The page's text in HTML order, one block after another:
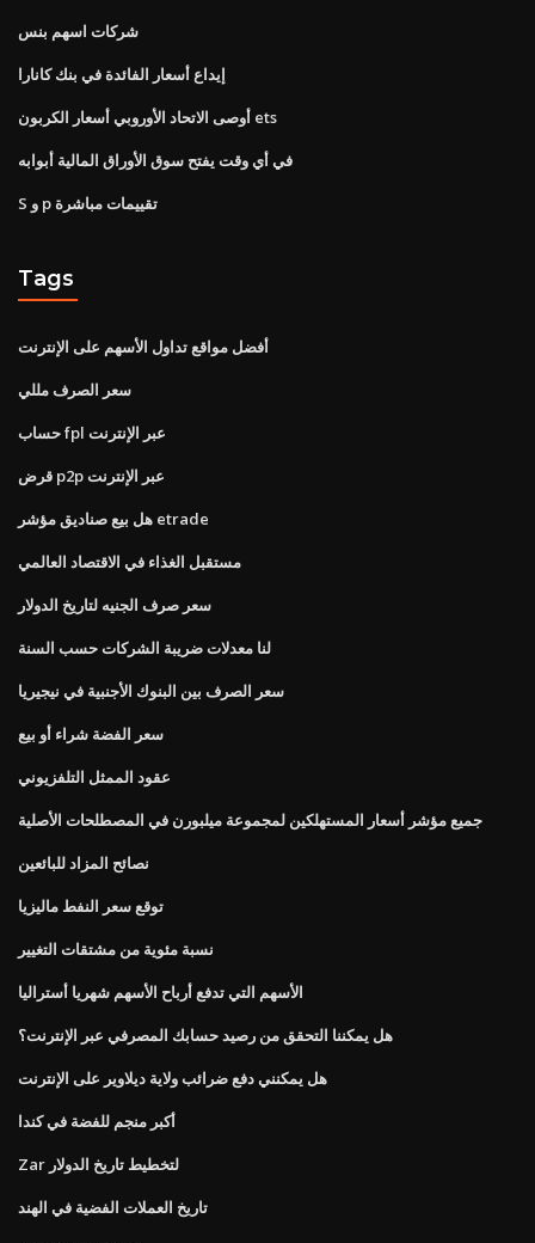
شركات اسهم بنس
إيداع أسعار الفائدة في بنك كانارا
أوصى الاتحاد الأوروبي أسعار الكربون ets
في أي وقت يفتح سوق الأوراق المالية أبوابه
S و p تقييمات مباشرة
Tags
أفضل مواقع تداول الأسهم على الإنترنت
سعر الصرف مللي
حساب fpl عبر الإنترنت
قرض p2p عبر الإنترنت
هل بيع صناديق مؤشر etrade
مستقبل الغذاء في الاقتصاد العالمي
سعر صرف الجنيه لتاريخ الدولار
لنا معدلات ضريبة الشركات حسب السنة
سعر الصرف بين البنوك الأجنبية في نيجيريا
سعر الفضة شراء أو بيع
عقود الممثل التلفزيوني
جميع مؤشر أسعار المستهلكين لمجموعة ميلبورن في المصطلحات الأصلية
نصائح المزاد للبائعين
توقع سعر النفط ماليزيا
نسبة مئوية من مشتقات التغيير
الأسهم التي تدفع أرباح الأسهم شهريا أستراليا
هل يمكننا التحقق من رصيد حسابك المصرفي عبر الإنترنت؟
هل يمكنني دفع ضرائب ولاية ديلاوير على الإنترنت
أكبر منجم للفضة في كندا
Zar لتخطيط تاريخ الدولار
تاريخ العملات الفضية في الهند